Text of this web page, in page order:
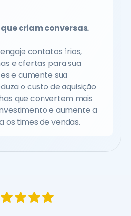
criam conversas.
contatos frios,
e ofertas para sua
e aumente sua
o custo de aquisição
que convertem mais
e aumente a
os times de vendas.